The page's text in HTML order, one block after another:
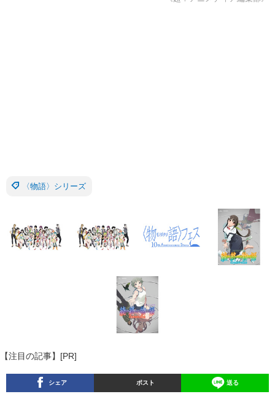
〈物語〉シリーズ
【注目の記事】[PR]
シェア ポスト 送る